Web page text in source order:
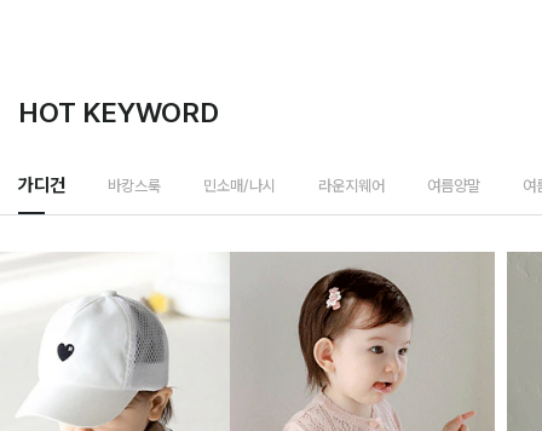
HOT KEYWORD
가디건 바캉스룩 민소매/나시 라운지웨어 여름양말 여